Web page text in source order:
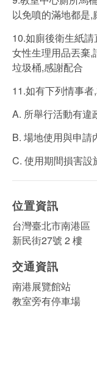
以免噴的滿地都是,
10.如廁後衛生紙
女性生理用品丟棄
垃圾桶,感謝配合
11.如有下列情事
A. 所舉行活動有違
B. 場地使用與申請
C. 使用期間損害設
位置資訊
台灣臺北市南港區
新民街27號 2 樓
交通資訊
南港展覽館站
教室旁有停車場